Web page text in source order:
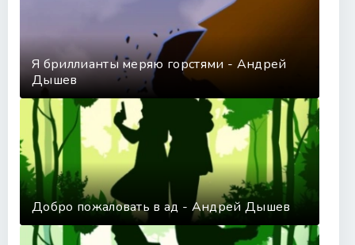
Я бриллианты меряю горстями - Андрей
Дышев
Добро пожаловать в ад - Андрей Дышев